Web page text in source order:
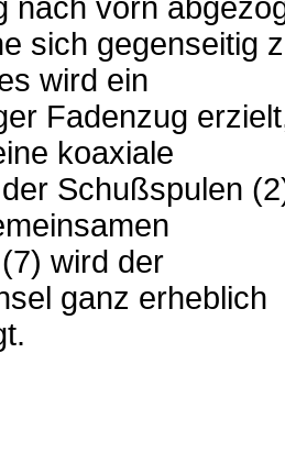
nach vorn
sich gegenseitig
wird ein
Fadenzug
koaxiale
Schußspulen
wird der
ganz erheblich